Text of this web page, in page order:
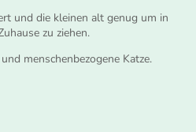
und die kleinen alt genug um in
zu ziehen.
menschenbezogene Katze.